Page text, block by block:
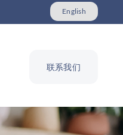
English
联系我们